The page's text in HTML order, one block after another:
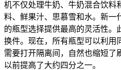
机不仅处理牛奶、牛奶混合饮料
料、鲜果汁、思慕雪和水。新一
的瓶型选择提供最高的灵活性。
换件。现在，所有瓶型可以利用
需要打开隔离间，自然也缩短
以前提高了大约四分之一。